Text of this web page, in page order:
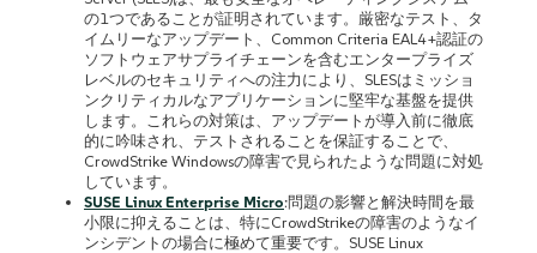
の1つであることが証明されています。厳密なテスト、タ
イムリーなアップデート、Common Criteria EAL4+認証の
ソフトウェアサプライチェーンを含むエンタープライズ
レベルのセキュリティへの注力により、SLESはミッショ
ンクリティカルなアプリケーションに堅牢な基盤を提供
します。これらの対策は、アップデートが導入前に徹底
的に吟味され、テストされることを保証することで、
CrowdStrike Windowsの障害で見られたような問題に対処
しています。
SUSE Linux Enterprise Micro:問題の影響と解決時間を最
小限に抑えることは、特にCrowdStrikeの障害のようなイ
ンシデントの場合に極めて重要です。SUSE Linux